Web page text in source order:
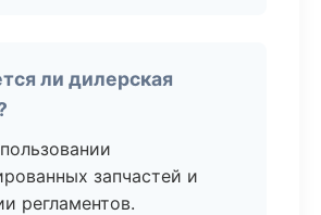
ли дилерская
запчастей и
регламентов.